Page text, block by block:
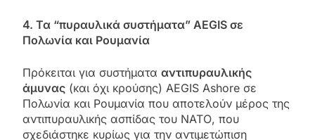
4. Τα “πυραυλικά συστήματα” AEGIS σε
Πολωνία και Ρουμανία
Πρόκειται για συστήματα αντιπυραυλικής
άμυνας (και όχι κρούσης) AEGIS Ashore σε
Πολωνία και Ρουμανία που αποτελούν μέρος της
αντιπυραυλικής ασπίδας του ΝΑΤΟ, που
σχεδιάστηκε κυρίως για την αντιμετώπιση